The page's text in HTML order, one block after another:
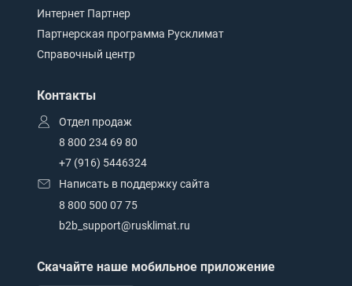
Интернет Партнер
Партнерская программа Русклимат
Справочный центр
Контакты
Отдел продаж
8 800 234 69 80
+7 (916) 5446324
Написать в поддержку сайта
8 800 500 07 75
b2b_support@rusklimat.ru
Скачайте наше мобильное приложение